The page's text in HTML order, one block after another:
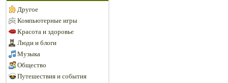
Другое
Компьютерные игры
Красота и здоровье
Люди и блоги
Музыка
Общество
Путешествия и события